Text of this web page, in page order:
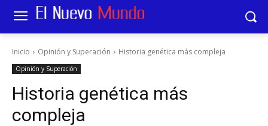
Inicio Opinión y Superación Historia genética más compleja
Opinión y Superación
Historia genética más
compleja